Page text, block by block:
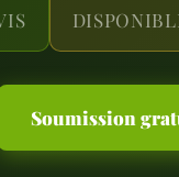
Soumission